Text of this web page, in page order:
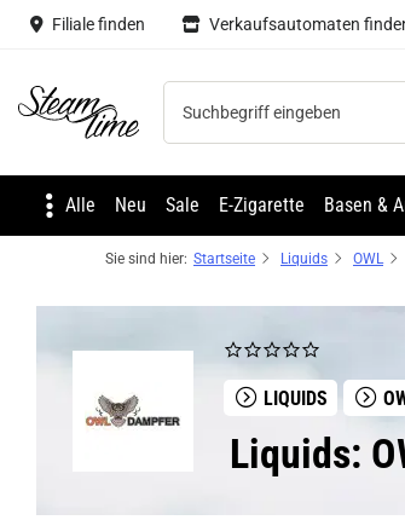
Filiale finden Verkaufsautomaten
Steam time
Alle Neu Sale E-Zigarette Basen &
Sie sind hier: Startseite Liquids OWL
LIQUIDS
Liquids: